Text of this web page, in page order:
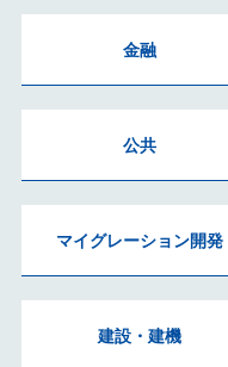
金融
公共
マイグレーション開発
建設・建機